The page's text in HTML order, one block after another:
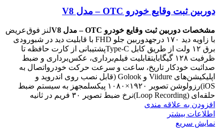
دوربین ثبت وقایع خودرو OTC – مدل V8
مشخصات دوربین ثبت وقایع خودرو OTC – مدل V8
لنز فوق‌عریض
با زاویه دید ۱۷۰ درجهدوربین جلو FHD با قابلیت دید در شبورودی
برق ۱۲ ولت از طریق کابل Type-Cپشتیبانی از کارت حافظه تا
ظرفیت ۱۲۸ گیگابایتقابلیت فیلم‌برداری، عکس‌برداری و ضبط
صداثبت خودکار تاریخ، ساعت و سرعت حرکت خودرواتصال به
اپلیکیشن‌های Viidure و Golook (قابل نصب روی اندروید و
iOS)رزولوشن تصویر ۱۹۲۰×۱۰۸۰ پیکسلمجهز به سیستم ضبط
حلقه‌ای (Loop Recording)نرخ ضبط تصویر ۳۰ فریم در ثانیه
افزودن به علاقه مندی
اطلاعات بیشتر
نمایش سریع